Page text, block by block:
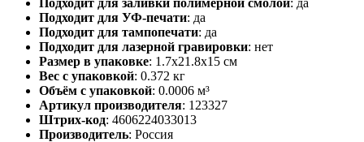
Подходит для УФ-печати: да
Подходит для тампопечати: да
Подходит для лазерной гравировки: нет
Размер в упаковке: 1.7x21.8x15 см
Вес с упаковкой: 0.372 кг
Объём с упаковкой: 0.0006 м³
Артикул производителя: 123327
Штрих-код: 4606224033013
Производитель: Россия